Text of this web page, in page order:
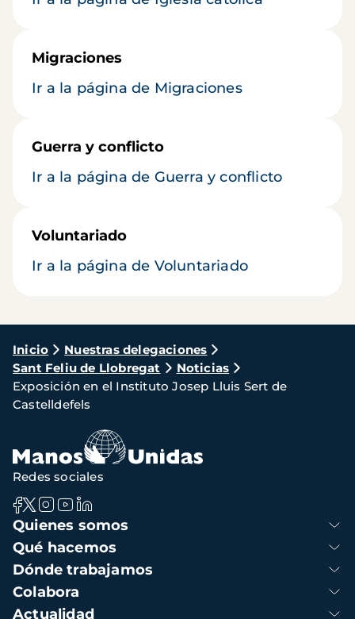
Migraciones
Ir a la página de Migraciones
Guerra y conflicto
Ir a la página de Guerra y conflicto
Voluntariado
Ir a la página de Voluntariado
Ruta
de
navegación
Inicio
Nuestras delegaciones
Sant Feliu de Llobregat
Noticias
Exposición en el Instituto Josep Lluis Sert de
Castelldefels
Navegación
principal
Quienes somos
Qué hacemos
Dónde trabajamos
Colabora
Actualidad
Redes sociales